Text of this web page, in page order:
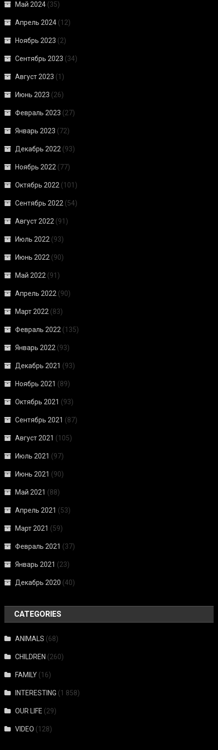
Май 2024 (35)
Апрель 2024 (12)
Ноябрь 2023 (2)
Сентябрь 2023 (34)
Август 2023 (1)
Июнь 2023 (26)
Февраль 2023 (27)
Январь 2023 (72)
Декабрь 2022 (93)
Ноябрь 2022 (77)
Октябрь 2022 (101)
Сентябрь 2022 (54)
Август 2022 (91)
Июль 2022 (93)
Июнь 2022 (90)
Май 2022 (91)
Апрель 2022 (90)
Март 2022 (83)
Февраль 2022 (135)
Январь 2022 (93)
Декабрь 2021 (93)
Ноябрь 2021 (89)
Октябрь 2021 (93)
Сентябрь 2021 (87)
Август 2021 (105)
Июль 2021 (97)
Июнь 2021 (90)
Май 2021 (88)
Апрель 2021 (53)
Март 2021 (59)
Февраль 2021 (37)
Январь 2021 (23)
Декабрь 2020 (40)
CATEGORIES
ANIMALS (68)
CHILDREN (260)
FAMILY (16)
INTERESTING (1 858)
OUR LIFE (29)
VIDEO (128)